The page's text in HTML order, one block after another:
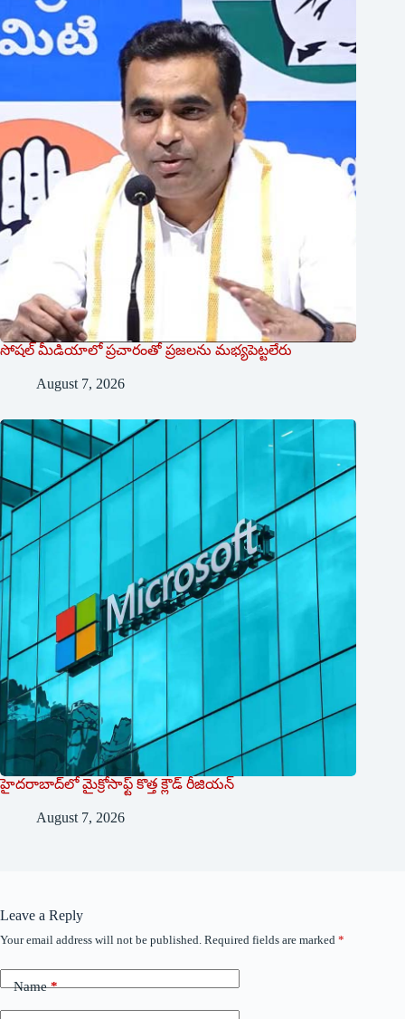
సోషల్‌ ‌మీడియాలో ప్రచారంతో ప్రజలను మభ్యపెట్టలేరు
August 7, 2026
హైదరాబాద్‌లో మైక్రోసాఫ్ట్ ‌కొత్త క్లౌడ్‌ ‌రీజియన్‌
August 7, 2026
Leave a Reply
Your email address will not be published. Required fields are marked *
Name*